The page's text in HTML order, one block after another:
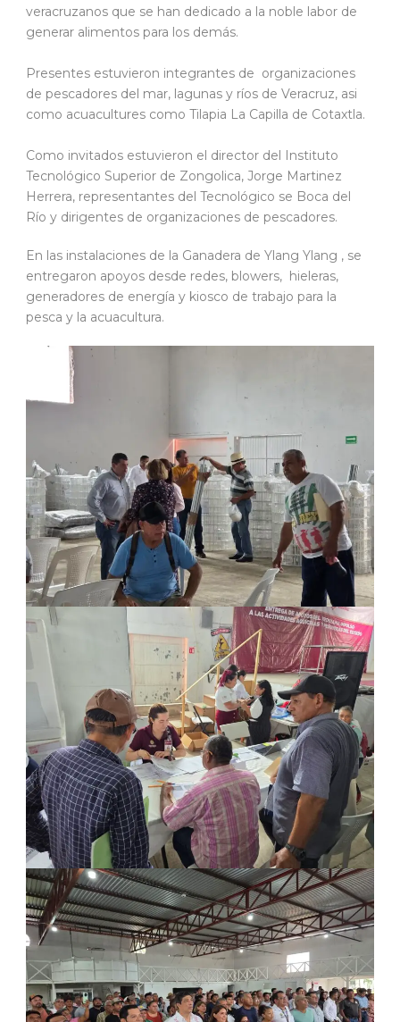
veracruzanos que se han dedicado a la noble labor de
generar alimentos para los demás.
Presentes estuvieron integrantes de organizaciones
de pescadores del mar, lagunas y ríos de Veracruz, asi
como acuacultures como Tilapia La Capilla de Cotaxtla.
Como invitados estuvieron el director del Instituto
Tecnológico Superior de Zongolica, Jorge Martinez
Herrera, representantes del Tecnológico se Boca del
Río y dirigentes de organizaciones de pescadores.
En las instalaciones de la Ganadera de Ylang Ylang , se
entregaron apoyos desde redes, blowers, hieleras,
generadores de energía y kiosco de trabajo para la
pesca y la acuacultura.